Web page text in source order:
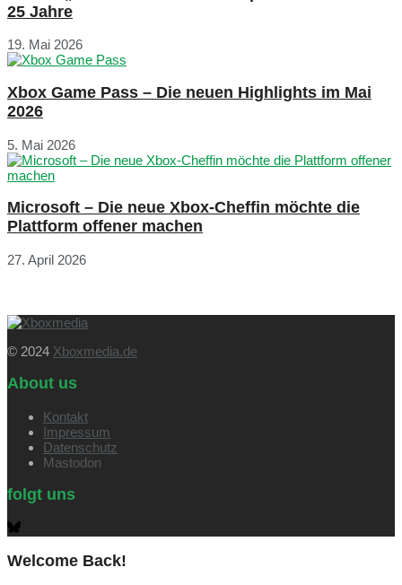
25 Jahre
19. Mai 2026
Xbox Game Pass – Die neuen Highlights im Mai
2026
5. Mai 2026
Microsoft – Die neue Xbox-Cheffin möchte die
Plattform offener machen
27. April 2026
© 2024 Xboxmedia.de
About us
Kontakt
Impressum
Datenschutz
Mastodon
folgt uns
Welcome Back!